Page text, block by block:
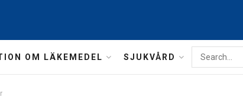
OM LÄKEMEDEL SJUKVÅRD